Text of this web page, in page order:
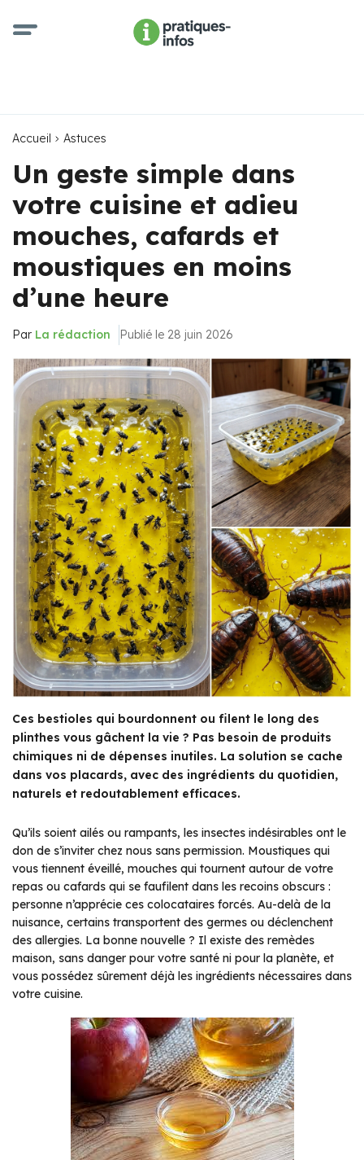
Accueil Astuces
Un geste simple dans
votre cuisine et adieu
mouches, cafards et
moustiques en moins
d’une heure
Par La rédaction Publié le 28 juin 2026
Ces bestioles qui bourdonnent ou filent le long des
plinthes vous gâchent la vie ? Pas besoin de produits
chimiques ni de dépenses inutiles. La solution se cache
dans vos placards, avec des ingrédients du quotidien,
naturels et redoutablement efficaces.
Qu’ils soient ailés ou rampants, les insectes indésirables ont le
don de s’inviter chez nous sans permission. Moustiques qui
vous tiennent éveillé, mouches qui tournent autour de votre
repas ou cafards qui se faufilent dans les recoins obscurs :
personne n’apprécie ces colocataires forcés. Au-delà de la
nuisance, certains transportent des germes ou déclenchent
des allergies. La bonne nouvelle ? Il existe des remèdes
maison, sans danger pour votre santé ni pour la planète, et
vous possédez sûrement déjà les ingrédients nécessaires dans
votre cuisine.